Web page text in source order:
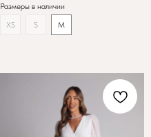
Размеры в наличии
XS
S M